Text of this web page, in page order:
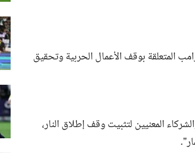
المتعلقة بوقف الأعمال الحربية وتحقيق
المعنيين لتثبيت وقف إطلاق النار،